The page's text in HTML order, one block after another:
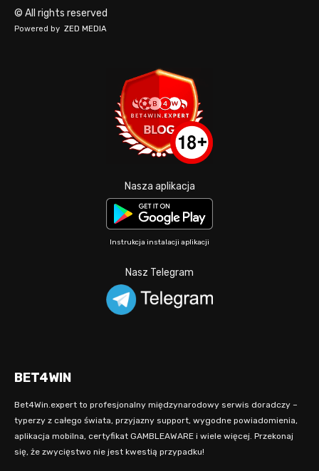
© All rights reserved
Powered by ZED MEDIA
Nasza aplikacja
Instrukcja instalacji aplikacji
Nasz Telegram
BET4WIN
Bet4Win.expert to profesjonalny międzynarodowy serwis doradczy –
typerzy z całego świata, przyjazny support, wygodne powiadomienia,
aplikacja mobilna, certyfikat GAMBLEAWARE i wiele więcej. Przekonaj
się, że zwycięstwo nie jest kwestią przypadku!